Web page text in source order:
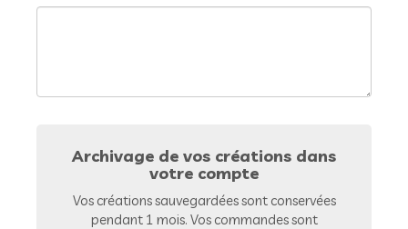
Archivage de vos créations dans
votre compte
Vos créations sauvegardées sont conservées
pendant 1 mois. Vos commandes sont